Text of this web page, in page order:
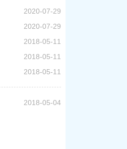
2020-07-29
2020-07-29
2018-05-11
2018-05-11
2018-05-11
2018-05-04